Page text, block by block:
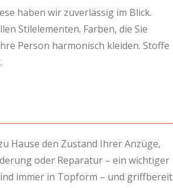
haben wir zuverlässig im Blick.
Stilelementen. Farben, die Sie
Person harmonisch kleiden. Stoffe
Hause den Zustand Ihrer Anzüge,
oder Reparatur – ein wichtiger
immer in Topform – und griffbereit